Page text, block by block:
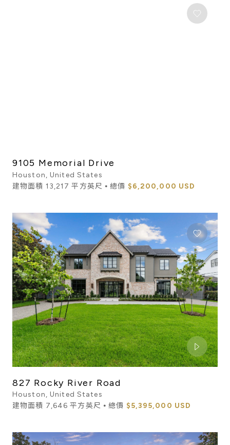
9105 Memorial Drive
Houston, United States
建物面積 13,217 平方英尺 ⦁ 總價 $6,200,000 USD
827 Rocky River Road
Houston, United States
建物面積 7,646 平方英尺 ⦁ 總價 $5,395,000 USD